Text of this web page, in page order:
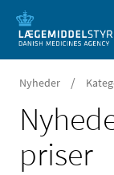
Nyheder /
priser